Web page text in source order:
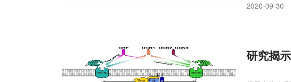
2020-09-30
研究揭